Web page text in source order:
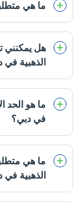
ما هي
هل يمكنني
الذهبية في
ما هو الحد
في دبي؟
ما هي
الذهبية في